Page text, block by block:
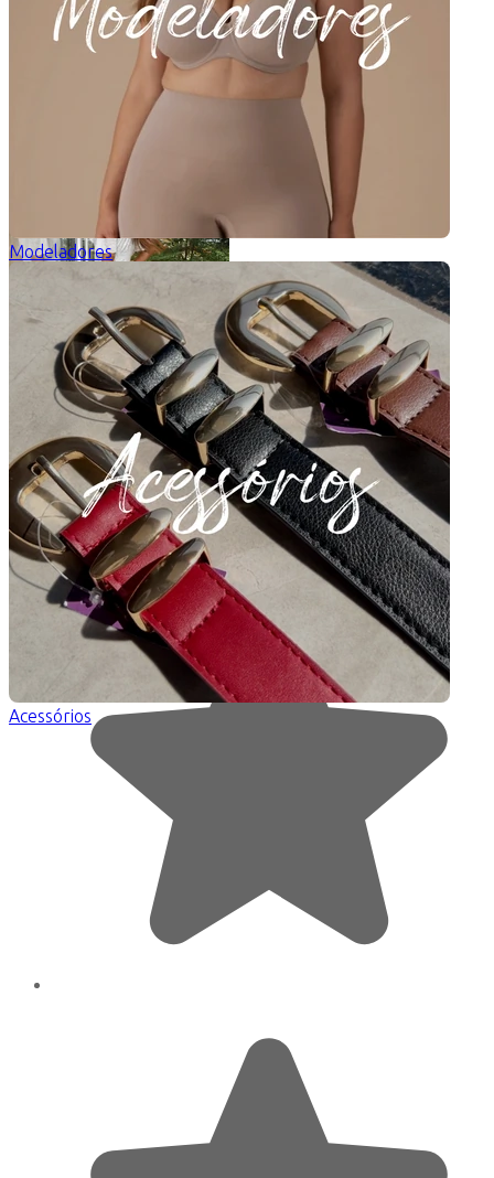
Modeladores
Acessórios
Vestido Longo Sofia
5 de 5